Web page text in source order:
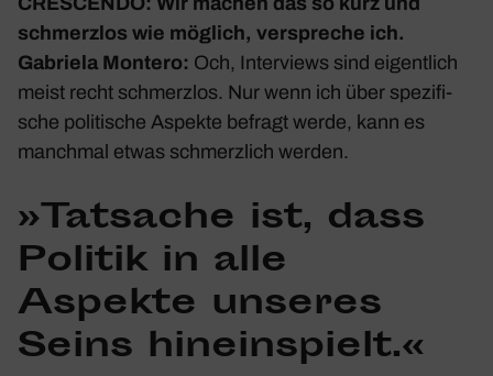
schmerzlos wie möglich, verspreche ich.
Gabriela Montero: Och, Inter­views sind eigent­lich
meist recht schmerzlos. Nur wenn ich über spezi­fi­
sche poli­ti­sche Aspekte befragt werde, kann es
manchmal etwas schmerz­lich werden.
»Tatsache ist, dass
Politik in alle
Aspekte unseres
Seins hinein­spielt.«